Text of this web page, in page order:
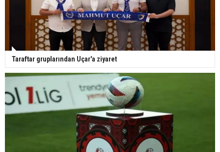
Taraftar gruplarından Uçar'a ziyaret